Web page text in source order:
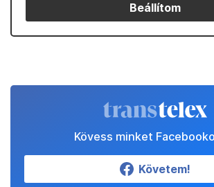
Beállítom
Kövess minket
Követem!